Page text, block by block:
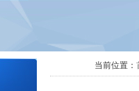
当前位置：